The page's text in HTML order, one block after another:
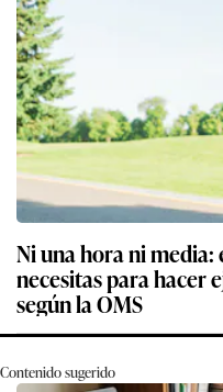
Ni una hora ni media:
necesitas para hacer
según la OMS
Contenido sugerido